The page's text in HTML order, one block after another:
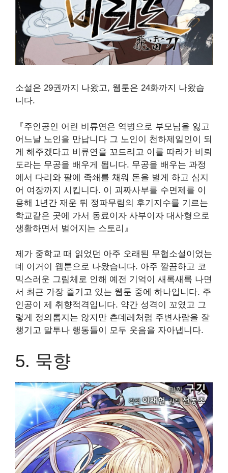
소설은 29권까지 나왔고, 웹툰은 24화까지 나왔습
니다.
『주인공인 어린 비류연은 역병으로 부모님을 잃고
어느날 노인을 만납니다 그 노인이 천하제일인이 되
게 해주겠다고 비류연을 꼬드리고 이를 따라가 비뢰
도라는 무공을 배우게 됩니다. 무공을 배우는 과정
에서 다리와 팔에 족쇄를 채워 돈을 벌게 하고 심지
어 여장까지 시킵니다. 이 괴짜사부를 수면제를 이
용해 1년간 재운 뒤 정파무림의 후기지수를 기르는
학교같은 곳에 가서 동료이자 사부이자 대사형으로
생활하면서 벌어지는 스토리 』
제가 중학교 때 읽었던 아주 오래된 무협소설이었는
데 이거이 웹툰으로 나왔습니다. 아주 깔끔하고 코
믹스러운 그림체로 인해 예전 기억이 새록새록 나면
서 최근 가장 즐기고 있는 웹툰 중에 하나입니다. 주
인공이 제 취향적격입니다. 약간 성격이 꼬였고 그
렇게 정의롭지는 않지만 츤데레처럼 주변사람을 잘
챙기고 말투나 행동들이 모두 웃음을 자아냅니다.
5. 묵향